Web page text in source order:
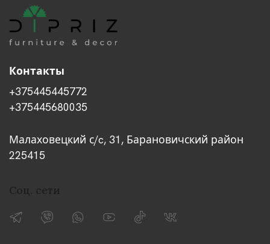
Контакты
+375445445772
+375445680035
Малаховецкий с/c, 31, Барановичский район
225415
Соц. сети